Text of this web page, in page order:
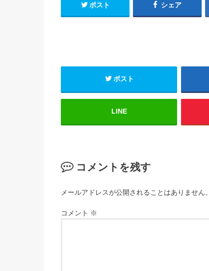
ポスト シェア
ポスト
LINE
コメントを残す
メールアドレスが公開されることはありません。
コメント ※